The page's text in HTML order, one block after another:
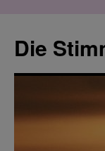
springen
Die